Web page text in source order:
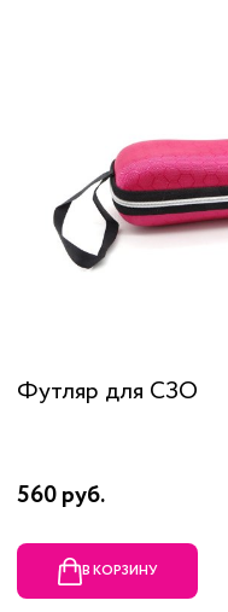
Футляр для СЗО
560 руб.
В КОРЗИНУ